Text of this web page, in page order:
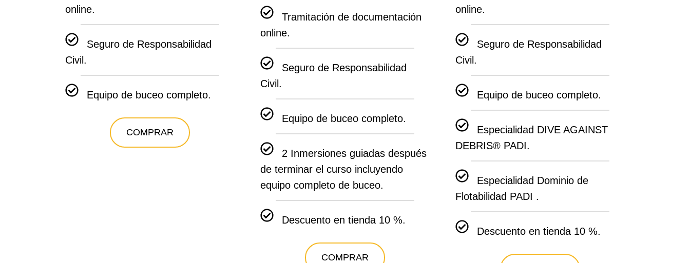
online.
Seguro de Responsabilidad
Civil.
Equipo de buceo completo.
COMPRAR
Tramitación de documentación
online.
Seguro de Responsabilidad
Civil.
Equipo de buceo completo.
2 Inmersiones guiadas después
de terminar el curso incluyendo
equipo completo de buceo.
Descuento en tienda 10 %.
COMPRAR
online.
Seguro de Responsabilidad
Civil.
Equipo de buceo completo.
Especialidad DIVE AGAINST
DEBRIS® PADI.
Especialidad Dominio de
Flotabilidad PADI .
Descuento en tienda 10 %.